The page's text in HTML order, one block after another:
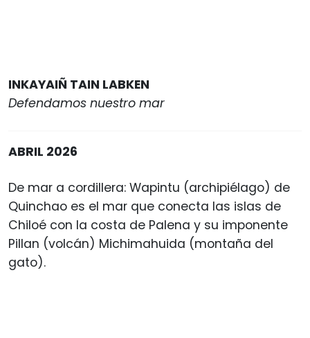
INKAYAIÑ TAIN LABKEN
Defendamos nuestro mar
ABRIL 2026
De mar a cordillera: Wapintu (archipiélago) de
Quinchao es el mar que conecta las islas de
Chiloé con la costa de Palena y su imponente
Pillan (volcán) Michimahuida (montaña del
gato).